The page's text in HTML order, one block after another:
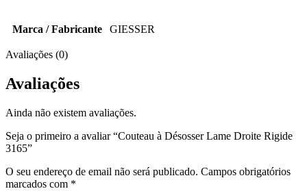
Marca / Fabricante GIESSER
Avaliações (0)
Avaliações
Ainda não existem avaliações.
Seja o primeiro a avaliar “Couteau à Désosser Lame Droite Rigide
3165”
O seu endereço de email não será publicado. Campos obrigatórios
marcados com *